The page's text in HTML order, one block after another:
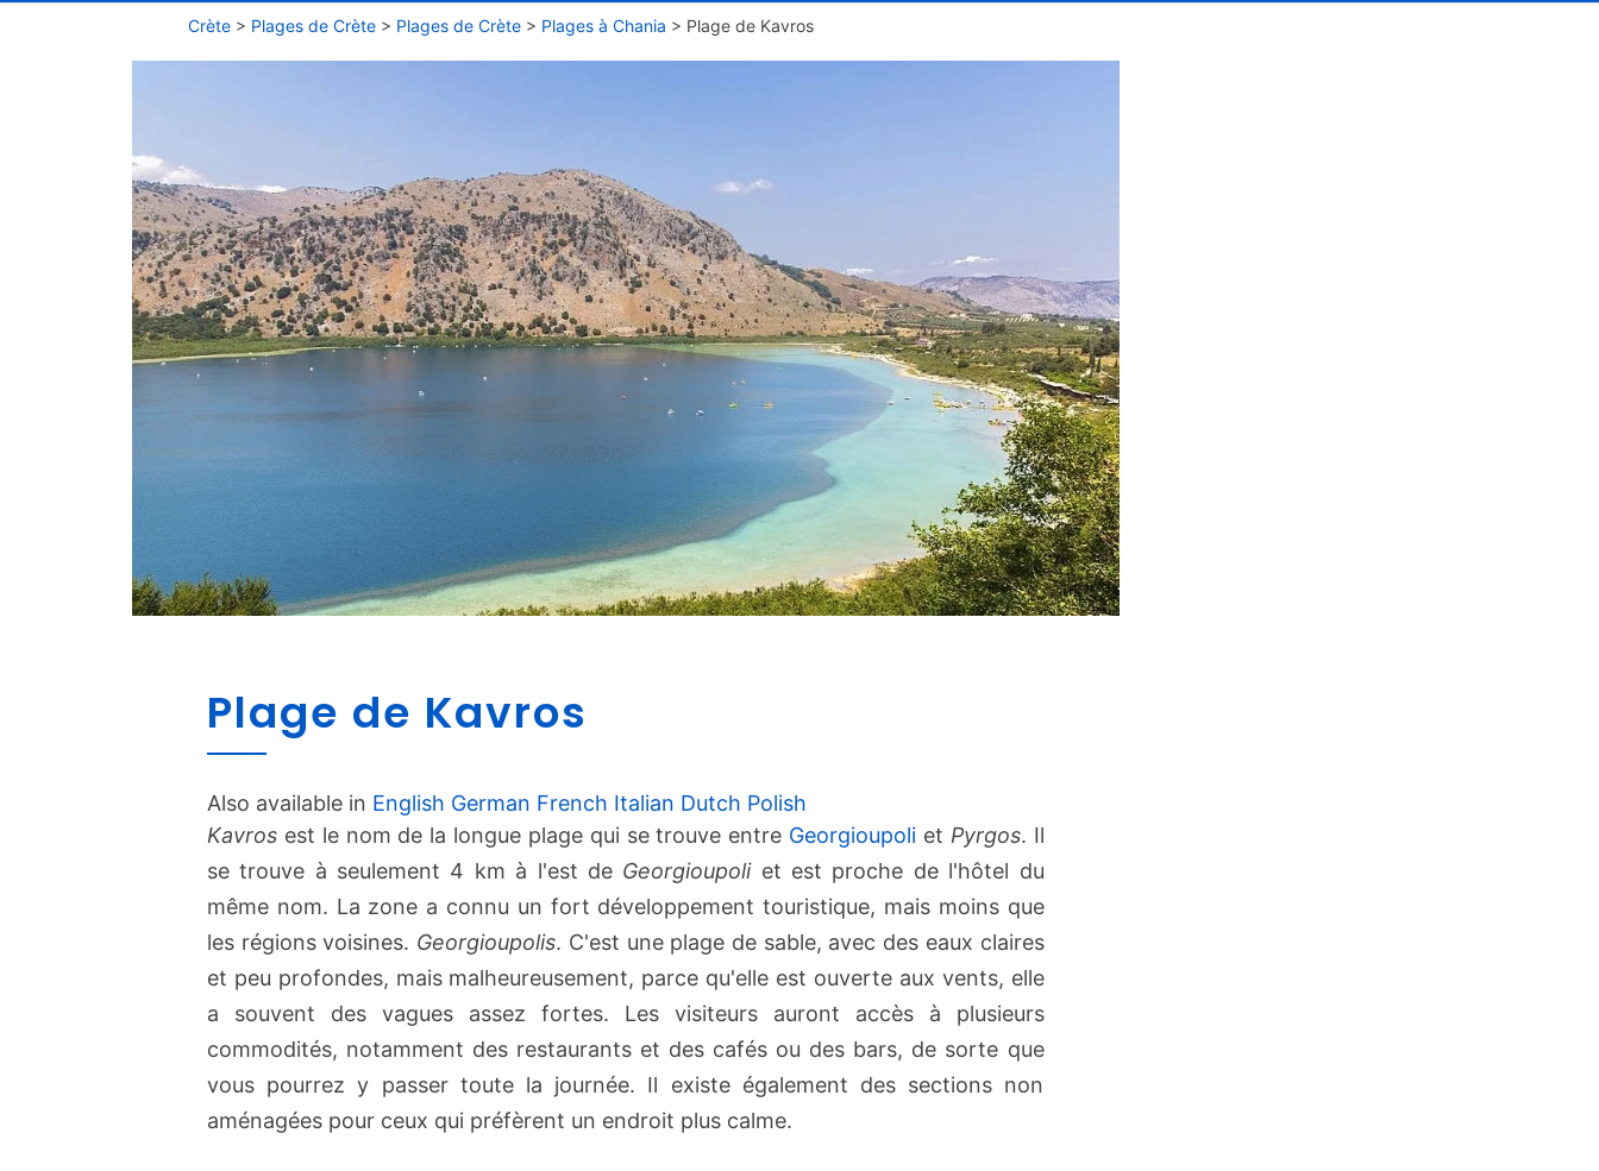
Crète > Plages de Crète > Plages de Crète > Plages à Chania > Plage de Kavros
e
d
e
a
v
r
o
Plage de Kavros
Also available in English German French Italian Dutch Polish
Kavros est le nom de la longue plage qui se trouve entre Georgioupoli et Pyrgos. Il
se trouve à seulement 4 km à l'est de Georgioupoliet est proche de l'hôtel du
même nom. La zone a connu un fort développement touristique, mais moins que
les régions voisines. Georgioupolis. C'est une plage de sable, avec des eaux claires
et peu profondes, mais malheureusement, parce qu'elle est ouverte aux vents, elle
a souvent des vagues assez fortes. Les visiteurs auront accès à plusieurs
commodités, notamment des restaurants et des cafés ou des bars, de sorte que
vous pourrez y passer toute la journée. Il existe également des sections non
aménagées pour ceux qui préfèrent un endroit plus calme.